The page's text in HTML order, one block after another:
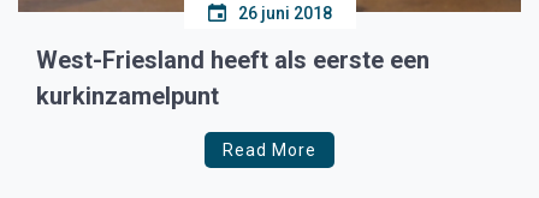
26 juni 2018
West-Friesland heeft als eerste een
kurkinzamelpunt
Read More